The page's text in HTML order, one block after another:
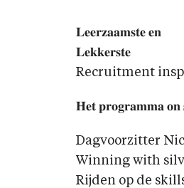
𝐋𝐞𝐞𝐫𝐳𝐚𝐚𝐦𝐬𝐭𝐞 𝐞𝐧
𝐋𝐞𝐤𝐤𝐞𝐫𝐬𝐭𝐞
Recruitment
𝐇𝐞𝐭 𝐩𝐫𝐨𝐠𝐫𝐚𝐦𝐦𝐚 𝐨𝐧
Dagvoorzitter
Winning with
Rijden op de